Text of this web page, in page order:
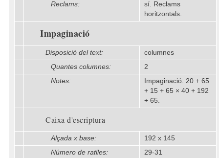
Reclams:
sí. Reclams
horitzontals.
Impaginació
Disposició del text:
columnes
Quantes columnes:
2
Notes:
Impaginació: 20 + 65
+ 15 + 65 × 40 + 192
+ 65.
Caixa d'escriptura
Alçada x base:
192 x 145
Número de ratlles:
29-31